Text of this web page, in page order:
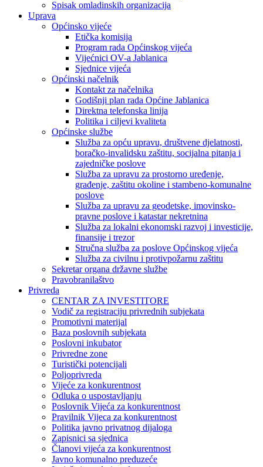
Spisak omladinskih organizacija
Uprava
Općinsko vijeće
Etička komisija
Program rada Općinskog vijeća
Vijećnici OV-a Jablanica
Sjednice vijeća
Općinski načelnik
Kontakt za načelnika
Godišnji plan rada Općine Jablanica
Direktna telefonska linija
Politika i ciljevi kvaliteta
Općinske službe
Služba za opću upravu, društvene djelatnosti,
boračko-invalidsku zaštitu, socijalna pitanja i
zajedničke poslove
Služba za upravu za prostorno uređenje,
građenje, zaštitu okoline i stambeno-komunalne
poslove
Služba za upravu za geodetske, imovinsko-
pravne poslove i katastar nekretnina
Služba za lokalni ekonomski razvoj i investicije,
finansije i trezor
Stručna služba za poslove Općinskog vijeća
Služba za civilnu i protivpožarnu zaštitu
Sekretar organa državne službe
Pravobranilaštvo
Privreda
CENTAR ZA INVESTITORE
Vodič za registraciju privrednih subjekata
Promotivni materijal
Baza poslovnih subjekata
Poslovni inkubator
Privredne zone
Turistički potencijali
Poljoprivreda
Vijeće za konkurentnost
Odluka o uspostavljanju
Poslovnik Vijeća za konkurentnost
Pravilnik Vijeca za konkurentnost
Politika javno privatnog dijaloga
Zapisnici sa sjednica
Članovi vijeća za konkurentnost
Javno komunalno preduzeće